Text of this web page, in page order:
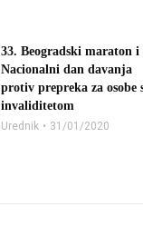
33. Beogradski maraton i
Nacionalni dan davanja
protiv prepreka za osobe
invaliditetom
Urednik 31/01/2020